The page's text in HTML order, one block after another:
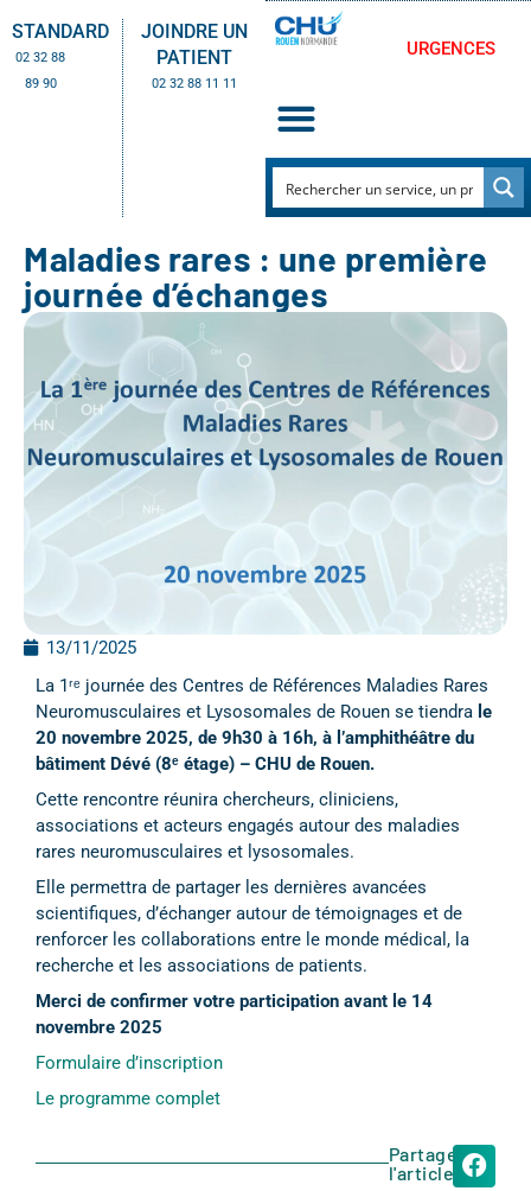
STANDARD
02 32 88
89 90
JOINDRE UN
PATIENT
02 32 88 11 11
URGENCES
Maladies rares : une première
journée d’échanges
13/11/2025
La 1ʳᵉ journée des Centres de Références Maladies Rares
Neuromusculaires et Lysosomales de Rouen se tiendra le
20 novembre 2025, de 9h30 à 16h, à l’amphithéâtre du
bâtiment Dévé (8ᵉ étage) – CHU de Rouen.
Cette rencontre réunira chercheurs, cliniciens,
associations et acteurs engagés autour des maladies
rares neuromusculaires et lysosomales.
Elle permettra de partager les dernières avancées
scientifiques, d’échanger autour de témoignages et de
renforcer les collaborations entre le monde médical, la
recherche et les associations de patients.
Merci de confirmer votre participation avant le 14
novembre 2025
Formulaire d’inscription
Le programme complet
Partager
l'article